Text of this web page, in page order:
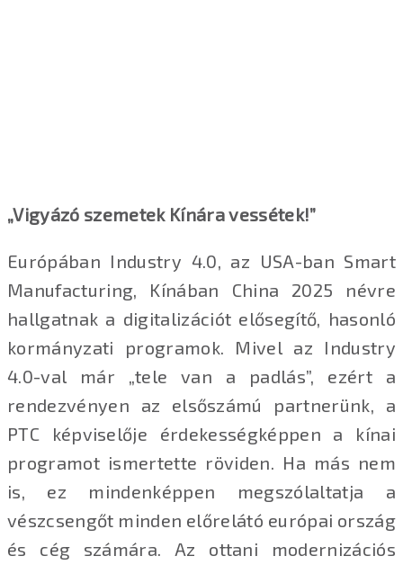
„Vigyázó szemetek Kínára vessétek!”
Európában Industry 4.0, az USA-ban Smart
Manufacturing, Kínában China 2025 névre
hallgatnak a digitalizációt elősegítő, hasonló
kormányzati programok. Mivel az Industry
4.0-val már „tele van a padlás”, ezért a
rendezvényen az elsőszámú partnerünk, a
PTC képviselője érdekességképpen a kínai
programot ismertette röviden. Ha más nem
is, ez mindenképpen megszólaltatja a
vészcsengőt minden előrelátó európai ország
és cég számára. Az ottani modernizációs